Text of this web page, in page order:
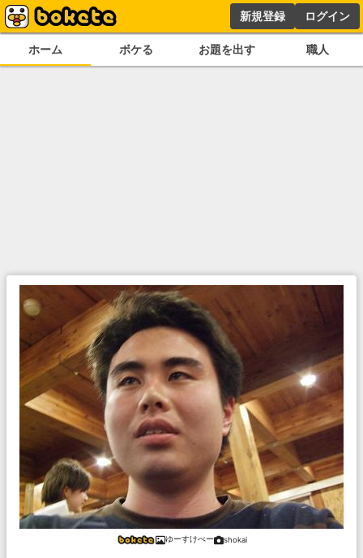
新規登録 ログイン
ホーム ボケる お題を出す 職人
ゆーすけべー shokai